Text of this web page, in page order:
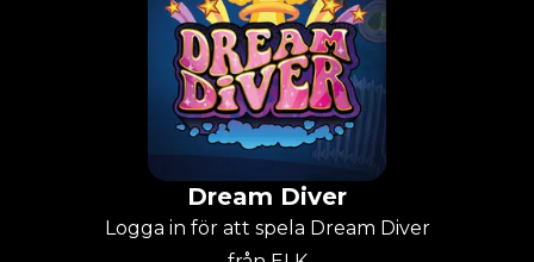
Dream Diver
Logga in för att spela Dream Diver